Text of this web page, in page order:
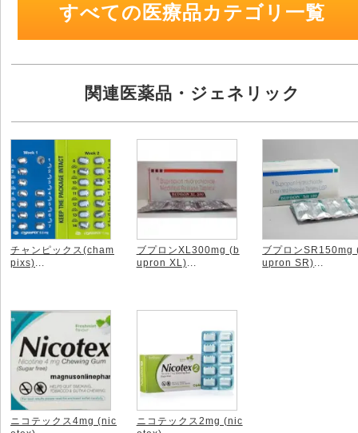
すべての医療品カテゴリ一覧
関連医薬品・ジェネリック
チャンピックス(cham
pixs)
ブプロンXL300mg (b
upron XL)
ブプロンSR150mg
upron SR)
ニコテックス4mg (nic
ニコテックス2mg (nic